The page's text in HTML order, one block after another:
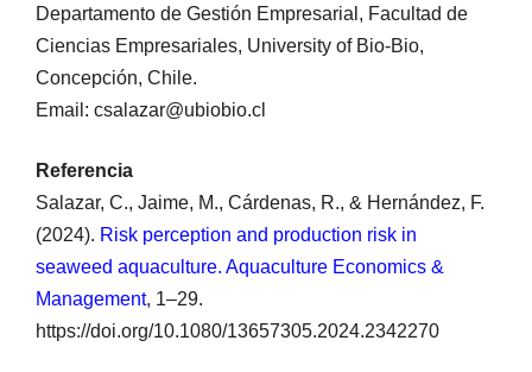
Departamento de Gestión Empresarial, Facultad de
Ciencias Empresariales, University of Bio-Bio,
Concepción, Chile.
Email: csalazar@ubiobio.cl
Referencia
Salazar, C., Jaime, M., Cárdenas, R., & Hernández, F.
(2024). Risk perception and production risk in
seaweed aquaculture. Aquaculture Economics &
Management, 1–29.
https://doi.org/10.1080/13657305.2024.2342270